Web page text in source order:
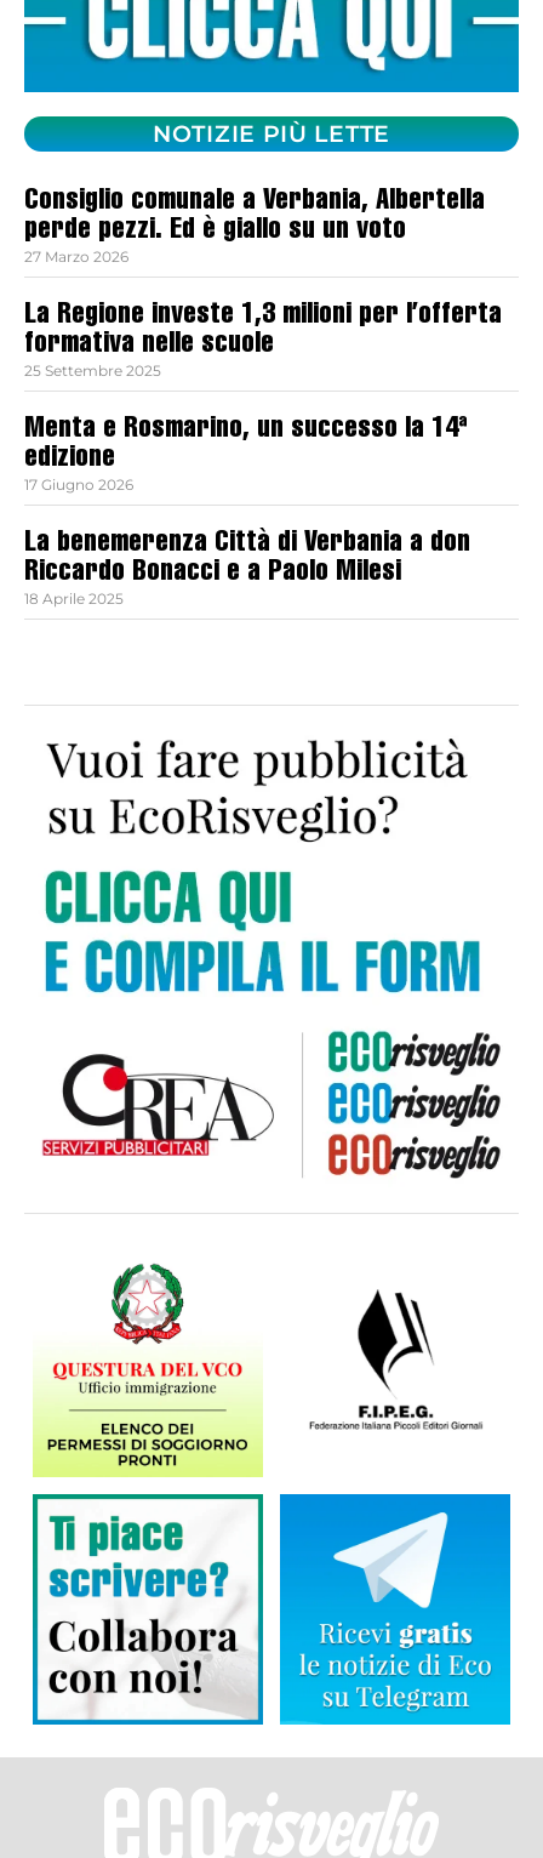
NOTIZIE PIÙ LETTE
Consiglio comunale a Verbania, Albertella
perde pezzi. Ed è giallo su un voto
27 Marzo 2026
La Regione investe 1,3 milioni per l’offerta
formativa nelle scuole
25 Settembre 2025
Menta e Rosmarino, un successo la 14ª
edizione
17 Giugno 2026
La benemerenza Città di Verbania a don
Riccardo Bonacci e a Paolo Milesi
18 Aprile 2025